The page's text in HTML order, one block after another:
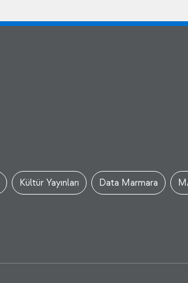
Kültür Yayınları Data Marmara